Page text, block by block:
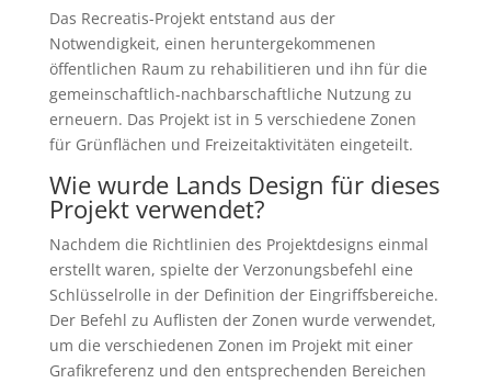
Das Recreatis-Projekt entstand aus der
Notwendigkeit, einen heruntergekommenen
öffentlichen Raum zu rehabilitieren und ihn für die
gemeinschaftlich-nachbarschaftliche Nutzung zu
erneuern. Das Projekt ist in 5 verschiedene Zonen
für Grünflächen und Freizeitaktivitäten eingeteilt.
Wie wurde Lands Design für dieses
Projekt verwendet?
Nachdem die Richtlinien des Projektdesigns einmal
erstellt waren, spielte der Verzonungsbefehl eine
Schlüsselrolle in der Definition der Eingriffsbereiche.
Der Befehl zu Auflisten der Zonen wurde verwendet,
um die verschiedenen Zonen im Projekt mit einer
Grafikreferenz und den entsprechenden Bereichen